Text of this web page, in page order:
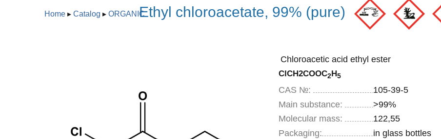
You are here
Home▸ Catalog ▸ ORGANICEthyl chloroacetate, 99% (pure)
Chloroacetic acid ethyl ester
ClCH2COOC2H5
CAS №:
105-39-5
Main substance:
>99%
Molecular mass:
122,55
Specifications
Packaging: in glass bottles